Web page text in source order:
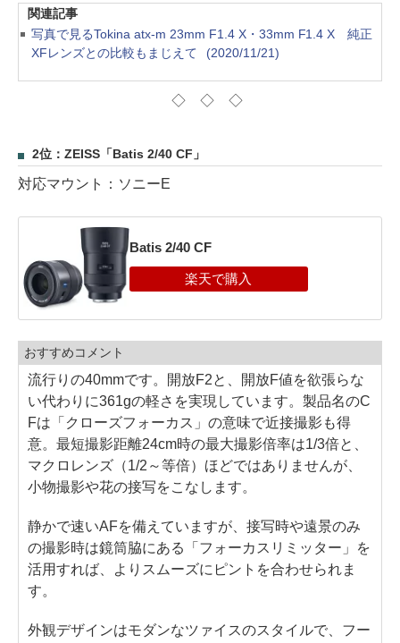
関連記事
写真で見るTokina atx-m 23mm F1.4 X・33mm F1.4 X 純正
XFレンズとの比較もまじえて
(2020/11/21)
◇ ◇ ◇
2位：ZEISS「Batis 2/40 CF」
対応マウント：ソニーE
Batis 2/40 CF
おすすめコメント
流行りの40mmです。開放F2と、開放F値を欲張らな
い代わりに361gの軽さを実現しています。製品名のC
Fは「クローズフォーカス」の意味で近接撮影も得
意。最短撮影距離24cm時の最大撮影倍率は1/3倍と、
マクロレンズ（1/2～等倍）ほどではありませんが、
小物撮影や花の接写をこなします。
静かで速いAFを備えていますが、接写時や遠景のみ
の撮影時は鏡筒脇にある「フォーカスリミッター」を
活用すれば、よりスムーズにピントを合わせられま
す。
外観デザインはモダンなツァイスのスタイルで、フー